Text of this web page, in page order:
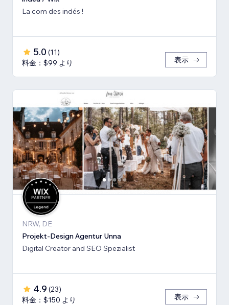
La com des indés !
5.0 (11)
料金：$99 より
表示
NRW, DE
Projekt-Design Agentur Unna
Digital Creator and SEO Spezialist
4.9 (23)
料金：$150 より
表示